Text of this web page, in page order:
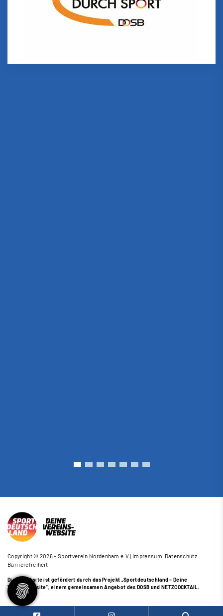
Copyright © 2026 - Sportverein Nordenham e.V | Impressum Datenschutz
Barrierefreiheit
Diese Website ist gefördert durch das Projekt „Sportdeutschland – Deine
Vereinswebsite”, einem gemeinsamen Angebot des DOSB und NETZCOCKTAIL.